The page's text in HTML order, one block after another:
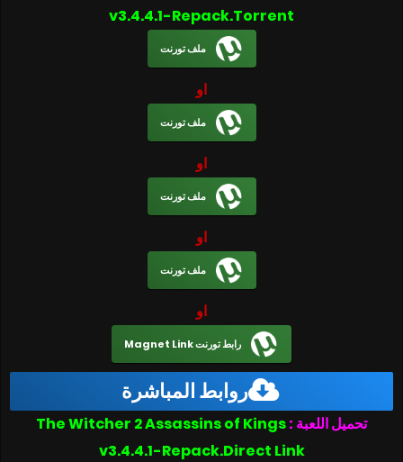
v3.4.4.1-Repack.Torrent
ملف تورنت
او
ملف تورنت
او
ملف تورنت
او
ملف تورنت
او
رابط تورنت Magnet Link
روابط المباشرة
تحميل اللعبة :The Witcher 2 Assassins of Kings
v3.4.4.1-Repack.Direct Link